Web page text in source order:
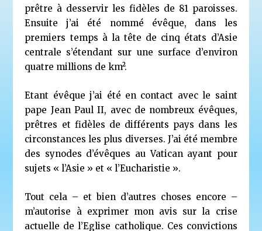
prêtre à desservir les fidèles de 81 paroisses.
Ensuite j’ai été nommé évêque, dans les
premiers temps à la tête de cinq états d’Asie
centrale s’étendant sur une surface d’environ
quatre millions de km².
Etant évêque j’ai été en contact avec le saint
pape Jean Paul II, avec de nombreux évêques,
prêtres et fidèles de différents pays dans les
circonstances les plus diverses. J’ai été membre
des synodes d’évêques au Vatican ayant pour
sujets « l’Asie » et « l’Eucharistie ».
Tout cela – et bien d’autres choses encore –
m’autorise à exprimer mon avis sur la crise
actuelle de l’Eglise catholique. Ces convictions